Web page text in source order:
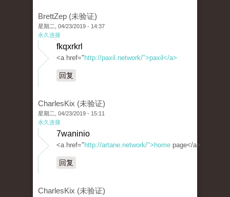
BrettZep (未验证)
星期二, 04/23/2019 - 14:37
永久连接
fkqxrkrl
<a href=" http://paxil.network/">paxil</a>
回复
CharlesKix (未验证)
星期二, 04/23/2019 - 15:11
永久连接
7waninio
<a href=" http://artane.network/">home page</a>
回复
CharlesKix (未验证)